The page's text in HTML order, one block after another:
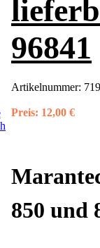
96841
Artikelnummer:
Preis: 12,00 €
850 und